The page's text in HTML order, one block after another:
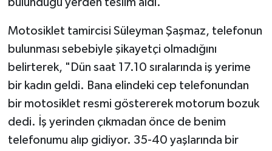
Motosiklet tamircisi Süleyman Şaşmaz, telefonun
bulunması sebebiyle şikayetçi olmadığını
belirterek, "Dün saat 17.10 sıralarında iş yerime
bir kadın geldi. Bana elindeki cep telefonundan
bir motosiklet resmi göstererek motorum bozuk
dedi. İş yerinden çıkmadan önce de benim
telefonumu alıp gidiyor. 35-40 yaşlarında bir